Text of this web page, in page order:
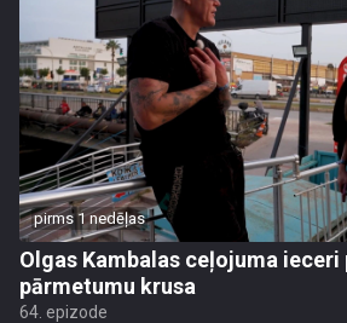
pirms 1 nedēļas
Olgas Kambalas ceļojuma ieceri
pārmetumu krusa
64. epizode